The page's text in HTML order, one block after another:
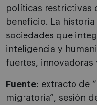
políticas restrictivas
beneficio. La
sociedades que
inteligencia y
fuertes, innovadoras
Fuente: extracto de
migratoria”, sesión